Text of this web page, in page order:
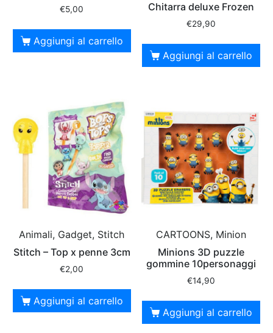
€5,00
Aggiungi al carrello
Chitarra deluxe Frozen
€29,90
Aggiungi al carrello
Animali, Gadget, Stitch
Stitch – Top x penne 3cm
€2,00
Aggiungi al carrello
CARTOONS, Minion
Minions 3D puzzle
gommine 10personaggi
€14,90
Aggiungi al carrello